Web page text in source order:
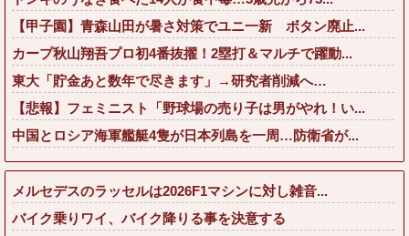
【甲子園】青森山田が暑さ対策でユニ一新 ボタン廃止...
カープ秋山翔吾プロ初4番抜擢！2塁打＆マルチで躍動...
東大「貯金あと数年で尽きます」→研究者削減へ…
【悲報】フェミニスト「野球場の売り子は男がやれ！い...
中国とロシア海軍艦艇4隻が日本列島を一周…防衛省が...
メルセデスのラッセルは2026F1マシンに対し雑音...
バイク乗りワイ、バイク降りる事を決意する